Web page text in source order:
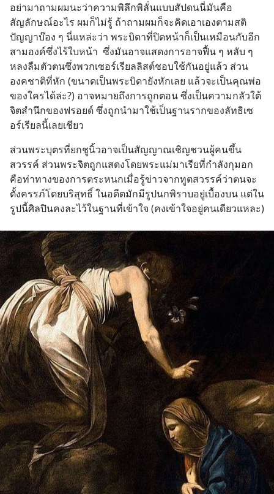
อย่ามาถามผมนะว่าความพิลึกพิลั่นแบบสัปดนนี่มันคือ
สัญลักษณ์อะไร ผมก็ไม่รู้ ถ้าถามผมก็จะคิดเอาเองตามสติ
ปัญญาบ๊อง ๆ นี่แหล่ะว่า พระบิดาที่ปิดหน้าก็เป็นเหมือนกับอีก
สามองค์ซึ่งไร้ใบหน้า  ซึ่งมันอาจแสดงการอาจฟื้น ๆ หลับ ๆ
หลงลืมตัวตนซึ่งพวกเซอร์เรียลลิสต์ชอบใช้กันอยู่แล้ว ส่วน
องคชาติที่หัก (ขนาดเป็นพระบิดายังหักเลย แล้วจะเป็นคุณพ่อ
ของใครได้ล่ะ?) อาจหมายถึงการถูกตอน ซึ่งเป็นความกลัวใต้
จิตสำนึกของฟรอยด์ ซึ่งถูกนำมาใช้เป็นฐานรากของลัทธิเซ
อร์เรียลนี้เลยเชียว
ส่วนพระบุตรที่ยกชูนิ้วอาจเป็นสัญญาณเชิญชวนผู้คนขึ้น
สวรรค์ ส่วนพระจิตถูกแสดงโดยพระแม่มาเรียที่กำลังกุมอก
คือท่าทางของการตระหนกเมื่อรู้ข่าวจากทูตสวรรค์ว่าตนจะ
ตั้งครรภ์โดยบริสุทธิ์ ในอดีตมักมีรูปนกพิราบอยู่เบื้องบน แต่ใน
รูปนี้ศิลปินคงละไว้ในฐานที่เข้าใจ (คงเข้าใจอยู่คนเดียวแหละ)